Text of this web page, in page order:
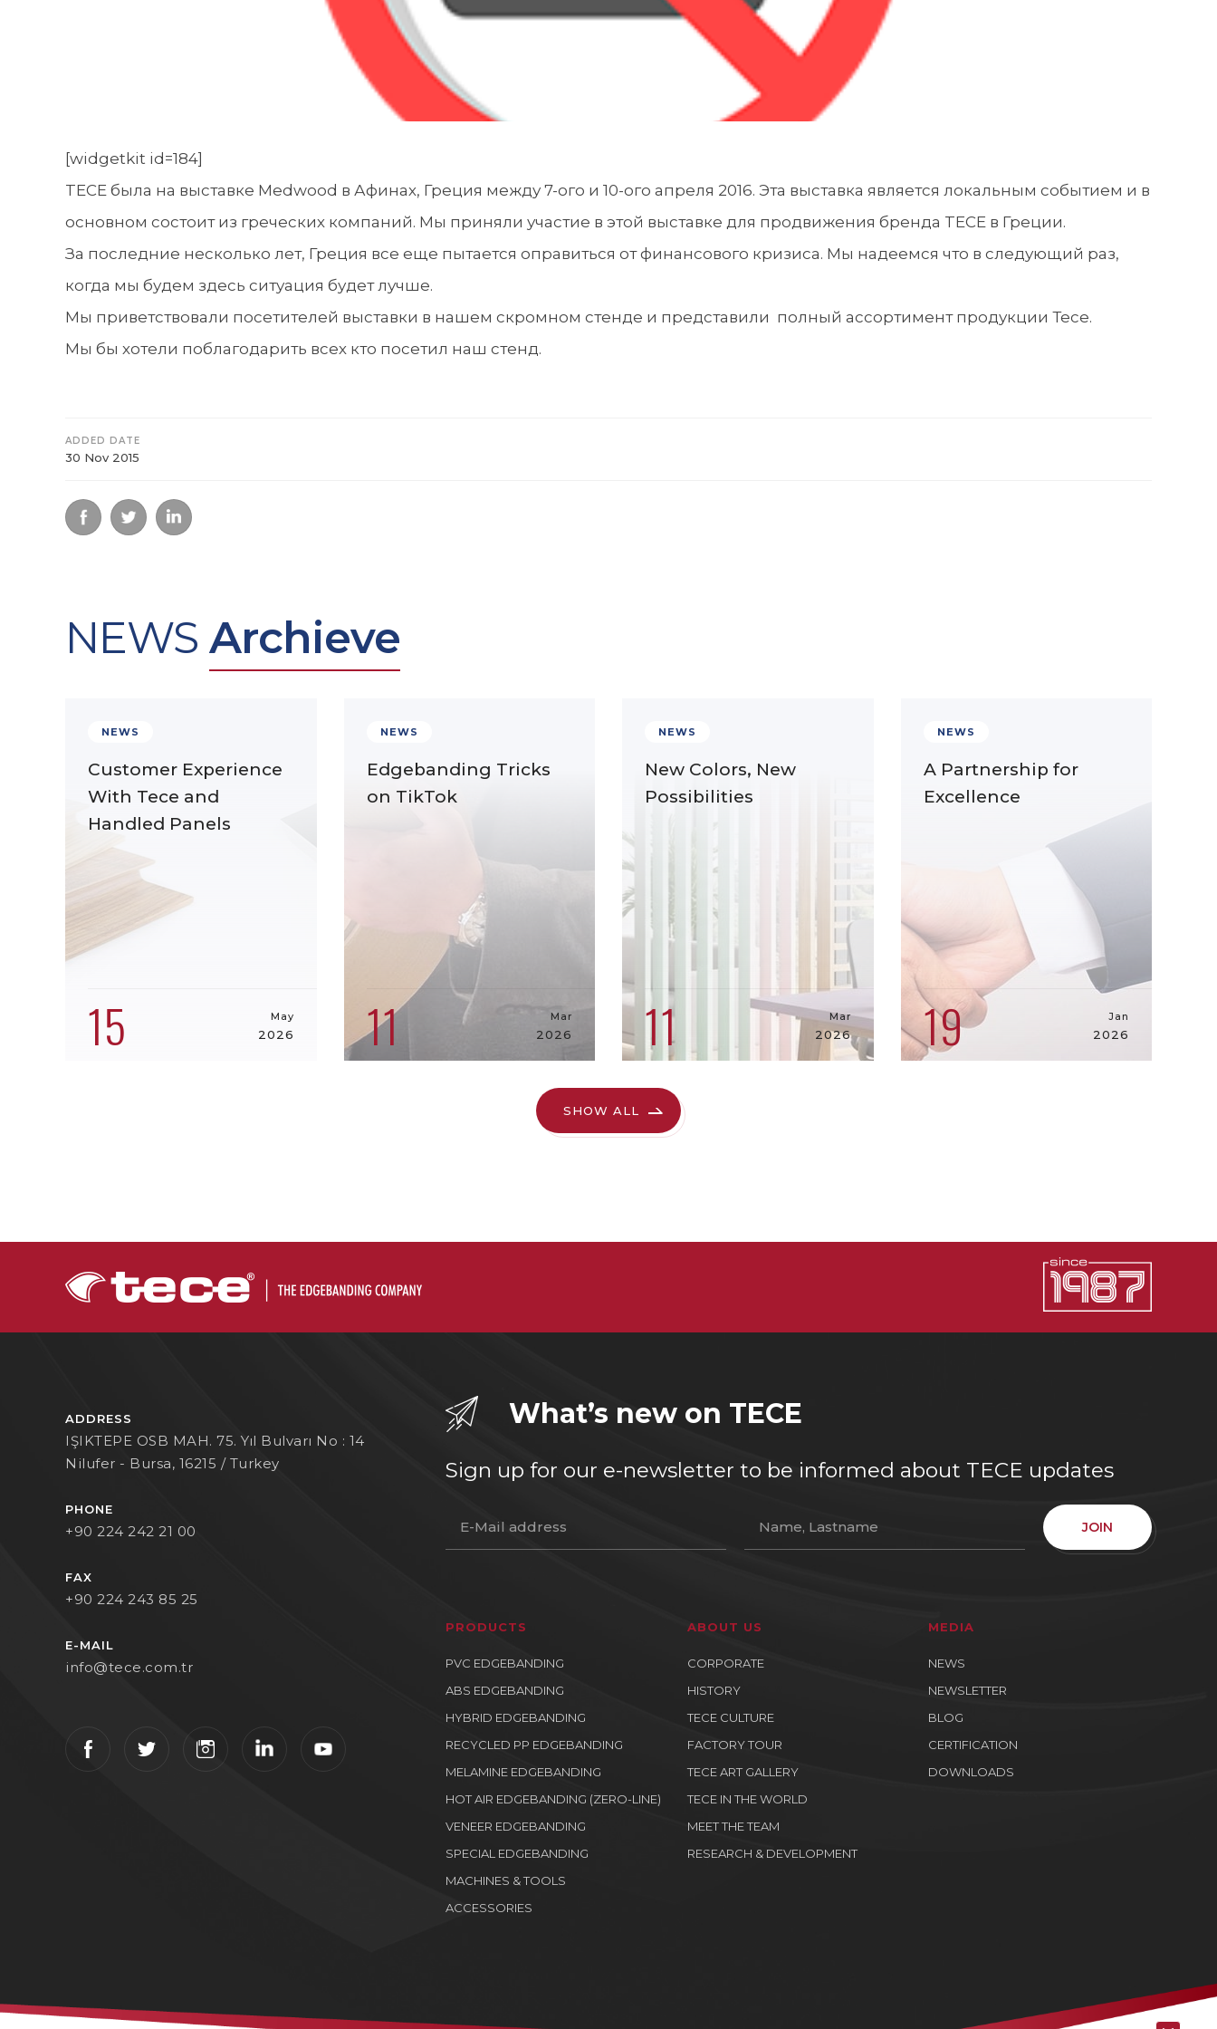
[widgetkit id=184]
TECE была на выставке Medwood в Афинах, Греция между 7-ого и 10-ого апреля 2016. Эта выставка является локальным событием и в
основном состоит из греческих компаний. Мы приняли участие в этой выставке для продвижения бренда TECE в Греции.
За последние несколько лет, Греция все еще пытается оправиться от финансового кризиса. Мы надеемся что в следующий раз,
когда мы будем здесь ситуация будет лучше.
Мы приветствовали посетителей выставки в нашем скромном стенде и представили полный ассортимент продукции Тесе.
Мы бы хотели поблагодарить всех кто посетил наш стенд.
ADDED DATE
30 Nov 2015
NEWS Archieve
NEWS
Customer Experience
With Tece and
Handled Panels
15 May
2026
NEWS
Edgebanding Tricks
on TikTok
11 Mar
2026
NEWS
New Colors, New
Possibilities
11 Mar
2026
NEWS
A Partnership for
Excellence
19 Jan
2026
SHOW ALL
What’s new on TECE
Sign up for our e-newsletter to be informed about TECE updates
JOIN
PRODUCTS
PVC EDGEBANDING
ABS EDGEBANDING
HYBRID EDGEBANDING
RECYCLED PP EDGEBANDING
MELAMINE EDGEBANDING
HOT AIR EDGEBANDING (ZERO-LINE)
VENEER EDGEBANDING
SPECIAL EDGEBANDING
MACHINES & TOOLS
ACCESSORIES
ABOUT US
CORPORATE
HISTORY
TECE CULTURE
FACTORY TOUR
TECE ART GALLERY
TECE IN THE WORLD
MEET THE TEAM
RESEARCH & DEVELOPMENT
MEDIA
NEWS
NEWSLETTER
BLOG
CERTIFICATION
DOWNLOADS
ADDRESS
IŞIKTEPE OSB MAH. 75. Yıl Bulvarı No : 14
Nilufer - Bursa, 16215 / Turkey
PHONE
+90 224 242 21 00
FAX
+90 224 243 85 25
E-MAIL
info@tece.com.tr